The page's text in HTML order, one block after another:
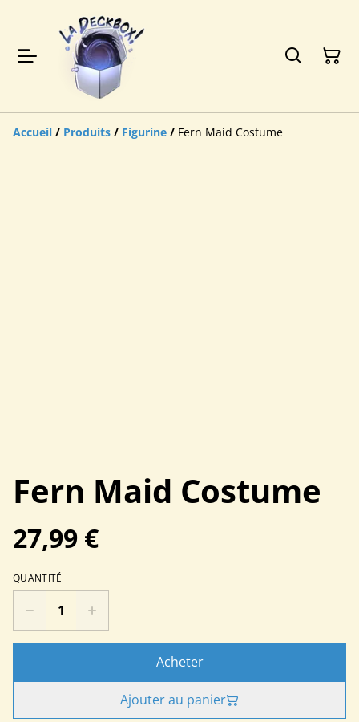
Accueil / Produits / Figurine / Fern Maid Costume
Fern Maid Costume
27,99 €
QUANTITÉ
Acheter
Ajouter au panier